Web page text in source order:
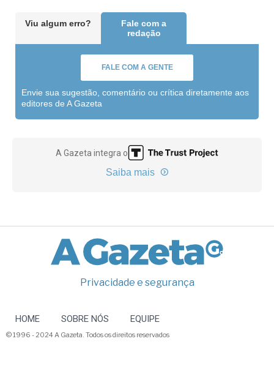
Viu algum erro?
Fale com a
redação
FALE COM A GENTE
Envie sua sugestão, comentário ou crítica diretamente aos
editores de A Gazeta
A Gazeta integra o
Saiba mais
Privacidade e segurança
HOME SOBRE NÓS EQUIPE
© 1996 - 2024 A Gazeta. Todos os direitos reservados